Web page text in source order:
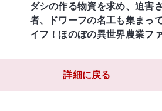
ダシの作る物資を求め、迫害
者、ドワーフの名工も集ま
イフ！ほのぼの異世界農業フ
詳細に戻る